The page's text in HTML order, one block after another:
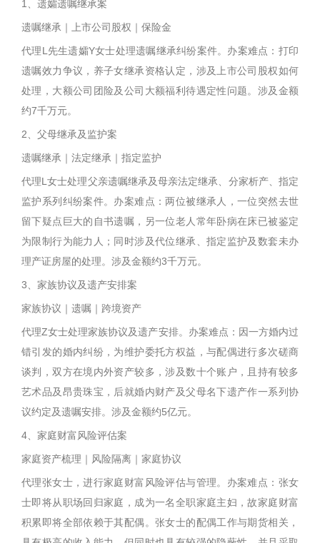
1、遗孀遗嘱继承案
遗嘱继承｜上市公司股权｜保险金
代理L先生遗孀Y女士处理遗嘱继承纠纷案件。办案难点：打印
遗嘱效力争议，养子女继承资格认定，涉及上市公司股权如何
处理，大额公司团险及公司大额福利待遇定性问题。涉及金额
约7千万元。
2、父母继承及监护案
遗嘱继承｜法定继承｜指定监护
代理L女士处理父亲遗嘱继承及母亲法定继承、分家析产、指定
监护系列纠纷案件。办案难点：两位被继承人，一位突然去世
留下疑点巨大的自书遗嘱，另一位老人常年卧病在床已被鉴定
为限制行为能力人；同时涉及代位继承、指定监护及数套未办
理产证房屋的处理。涉及金额约3千万元。
3、家族协议及遗产安排案
家族协议｜遗嘱｜跨境资产
代理Z女士处理家族协议及遗产安排。办案难点：因一方婚内过
错引发的婚内纠纷，为维护委托方权益，与配偶进行多次磋商
谈判，双方在境内外资产较多，涉及数十个账户，且持有较多
艺术品及昂贵珠宝，后就婚内财产及父母名下遗产作一系列协
议约定及遗嘱安排。涉及金额约5亿元。
4、家庭财富风险评估案
家庭资产梳理｜风险隔离｜家庭协议
代理张女士，进行家庭财富风险评估与管理。办案难点：张女
士即将从职场回归家庭，成为一名全职家庭主妇，故家庭财富
积累即将全部依赖于其配偶。张女士的配偶工作与期货相关，